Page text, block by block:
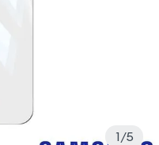
1 5